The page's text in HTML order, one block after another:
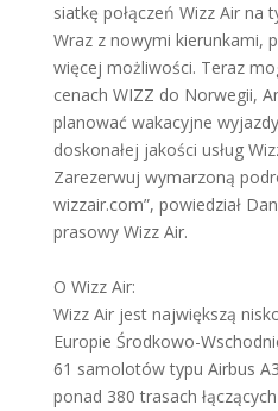
siatkę połączeń Wizz Air na
Wraz z nowymi kierunkami,
więcej możliwości. Teraz
cenach WIZZ do Norwegii,
planować wakacyjne
doskonałej jakości usług
Zarezerwuj wymarzoną
wizzair.com”, powiedział
prasowy Wizz Air.
O Wizz Air:
Wizz Air jest największą
Europie Środkowo-
61 samolotów typu Airbus
ponad 380 trasach